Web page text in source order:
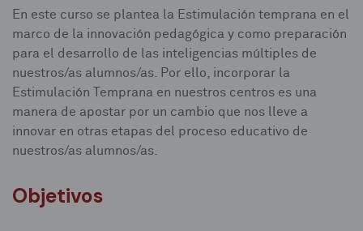
En este curso se plantea la Estimulación temprana en el
marco de la innovación pedagógica y como preparación
para el desarrollo de las inteligencias múltiples de
nuestros/as alumnos/as. Por ello, incorporar la
Estimulación Temprana en nuestros centros es una
manera de apostar por un cambio que nos lleve a
innovar en otras etapas del proceso educativo de
nuestros/as alumnos/as.
Objetivos